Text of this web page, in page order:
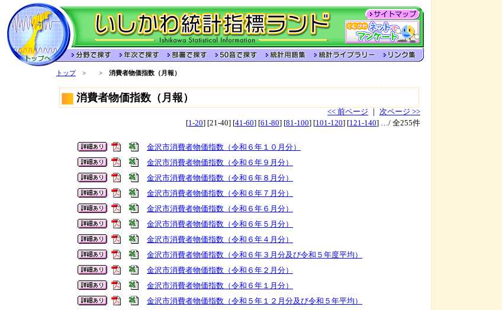
トップ> > 消費者物価指数（月報）
消費者物価指数（月報）
<< 前ページ
次ページ >>
[1-20] [21-40] [41-60] [61-80] [81-100] [101-120] [121-140] …/ 全255件
金沢市消費者物価指数（令和６年１０月分）
金沢市消費者物価指数（令和６年９月分）
金沢市消費者物価指数（令和６年８月分）
金沢市消費者物価指数（令和６年７月分）
金沢市消費者物価指数（令和６年６月分）
金沢市消費者物価指数（令和６年５月分）
金沢市消費者物価指数（令和６年４月分）
金沢市消費者物価指数（令和６年３月分及び令和５年度平均）
金沢市消費者物価指数（令和６年２月分）
金沢市消費者物価指数（令和６年１月分）
金沢市消費者物価指数（令和５年１２月分及び令和５年平均）